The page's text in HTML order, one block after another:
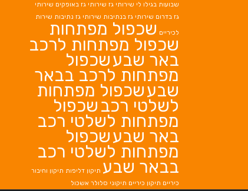
שבועות בגילו לי שירותי גז שירותי גז באופקים שירותי
גז בדרום שירותי גז בנתיבות שירותי גז נתיבות שירות
לכיריים שכפול מפתחות
שכפול מפתחות לרכב
באר שבעשכפול
מפתחות לרכב בבאר
שבעשכפול מפתחות
לשלטי רכב שכפול
מפתחות לשלטי רכב
באר שבעשכפול
מפתחות לשלטי רכב
בבאר שבע תיקון דליפות תיקון וחיבור
כיריים תיקון כיריים תיקוני סלולר אשכול